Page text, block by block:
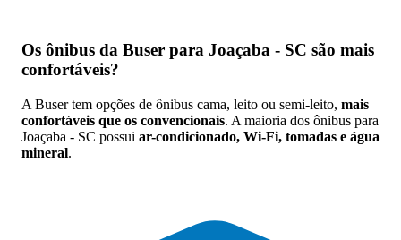
Os ônibus da Buser para Joaçaba - SC são mais
confortáveis?
A Buser tem opções de ônibus cama, leito ou semi-leito, mais
confortáveis que os convencionais. A maioria dos ônibus para
Joaçaba - SC possui ar-condicionado, Wi-Fi, tomadas e água
mineral.